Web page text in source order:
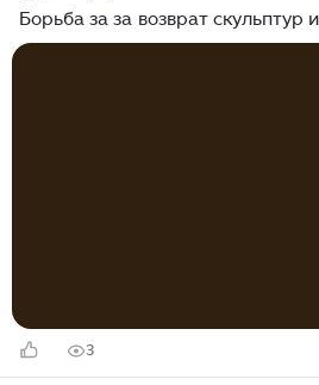
Борьба за за возврат
3